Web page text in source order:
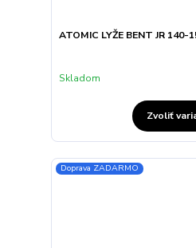
ATOMIC LYŽE BENT JR 140-
Skladom
Zvoliť
Doprava ZADARMO